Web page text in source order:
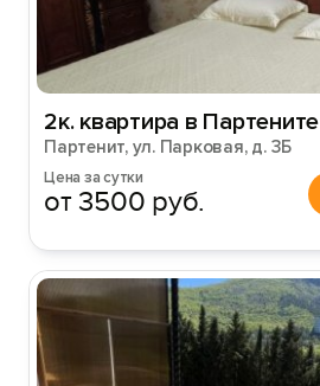
2к. квартира в Партените
Партенит, ул. Парковая, д. 3Б
Цена за сутки
от 3500 руб.